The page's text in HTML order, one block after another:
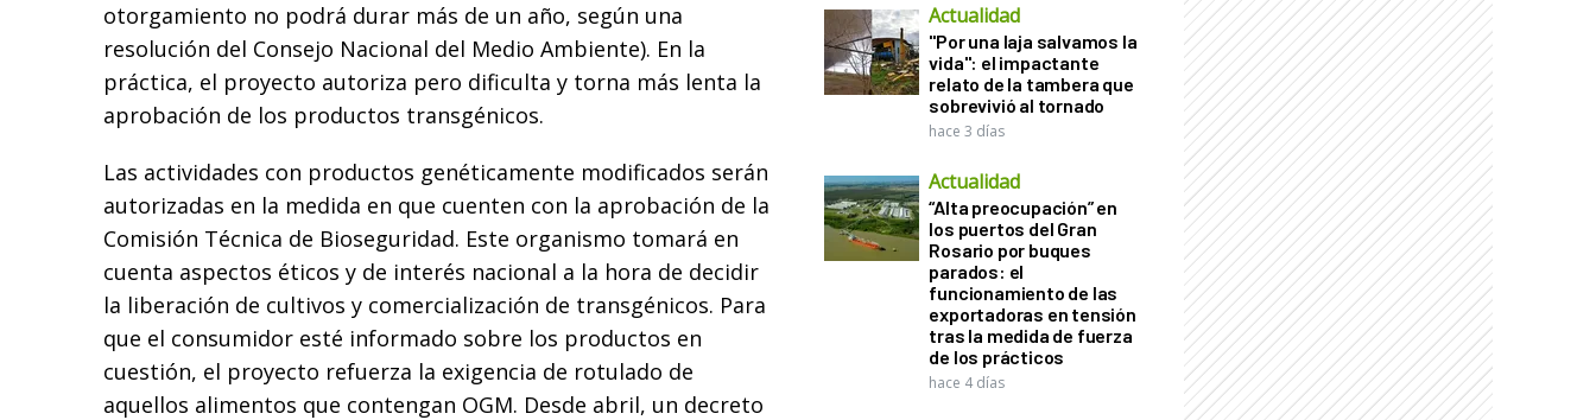
otorgamiento no podrá durar más de un año, según una
resolución del Consejo Nacional del Medio Ambiente). En la
práctica, el proyecto autoriza pero dificulta y torna más lenta la
aprobación de los productos transgénicos.
Las actividades con productos genéticamente modificados serán
autorizadas en la medida en que cuenten con la aprobación de la
Comisión Técnica de Bioseguridad. Este organismo tomará en
cuenta aspectos éticos y de interés nacional a la hora de decidir
la liberación de cultivos y comercialización de transgénicos. Para
que el consumidor esté informado sobre los productos en
cuestión, el proyecto refuerza la exigencia de rotulado de
aquellos alimentos que contengan OGM. Desde abril, un decreto
Actualidad
"Por una laja salvamos la
vida": el impactante
relato de la tambera que
sobrevivió al tornado
hace 3 días
Actualidad
“Alta preocupación” en
los puertos del Gran
Rosario por buques
parados: el
funcionamiento de las
exportadoras en tensión
tras la medida de fuerza
de los prácticos
hace 4 días